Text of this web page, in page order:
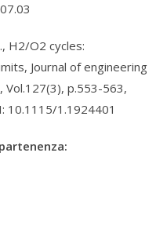
H2/O2 cycles:
Journal of engineering
p.553-563,
10.1115/1.1924401